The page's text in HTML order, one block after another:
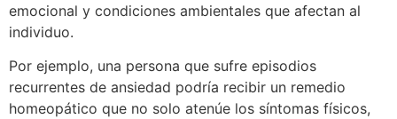
emocional y condiciones ambientales que afectan al
individuo.
Por ejemplo, una persona que sufre episodios
recurrentes de ansiedad podría recibir un remedio
homeopático que no solo atenúe los síntomas físicos,